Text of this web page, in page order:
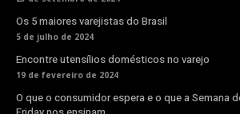
Os 5 maiores varejistas do Brasil
5 de julho de 2024
Encontre utensílios domésticos no varejo
19 de fevereiro de 2024
O que o consumidor espera e o que a Semana